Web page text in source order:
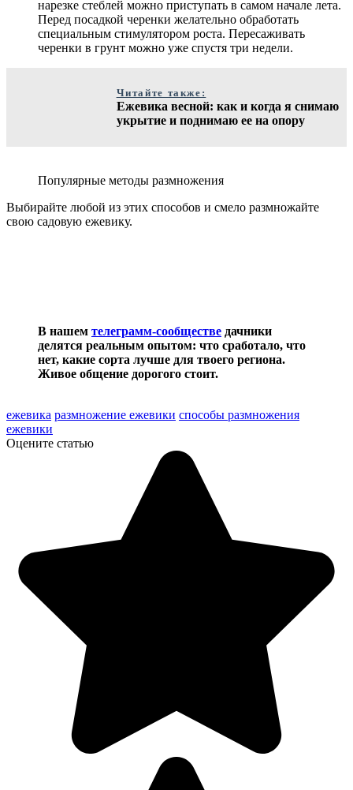
нарезке стеблей можно приступать в самом начале лета.
Перед посадкой черенки желательно обработать
специальным стимулятором роста. Пересаживать
черенки в грунт можно уже спустя три недели.
Читайте также:
Ежевика весной: как и когда я снимаю
укрытие и поднимаю ее на опору
Популярные методы размножения
Выбирайте любой из этих способов и смело размножайте
свою садовую ежевику.
В нашем телеграмм-сообществе дачники
делятся реальным опытом: что сработало, что
нет, какие сорта лучше для твоего региона.
Живое общение дорогого стоит.
ежевика размножение ежевики способы размножения
ежевики
Оцените статью